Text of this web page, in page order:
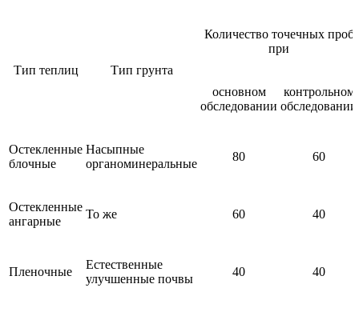
Тип теплиц Тип грунта
Количество точечных проб
при
основном
обследовании
контрольном
обследовании
Остекленные
блочные
Насыпные
органоминеральные
80 60
Остекленные
ангарные
То же 60 40
Пленочные
Естественные
улучшенные почвы
40 40